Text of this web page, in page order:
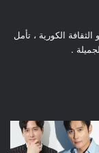
و الثقافة الكورية ، تأمل
.